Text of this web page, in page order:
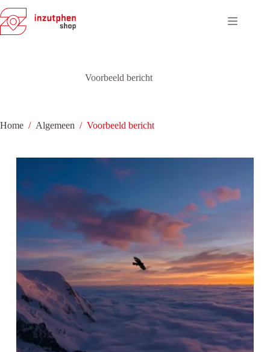
naar
de
inhoud
Voorbeeld bericht
Home / Algemeen / Voorbeeld bericht